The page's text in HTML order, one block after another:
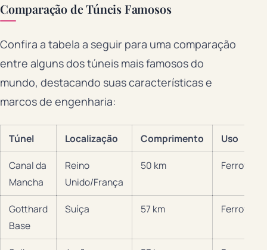
Comparação de Túneis Famosos
Confira a tabela a seguir para uma comparação
entre alguns dos túneis mais famosos do
mundo, destacando suas características e
marcos de engenharia:
Túnel Localização Comprimento Uso
Canal da
Mancha
Reino
Unido/França
50 km Ferroviário
Gotthard
Base
Suíça 57 km Ferroviário